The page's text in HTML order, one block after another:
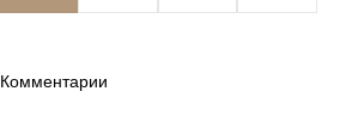
Комментарии